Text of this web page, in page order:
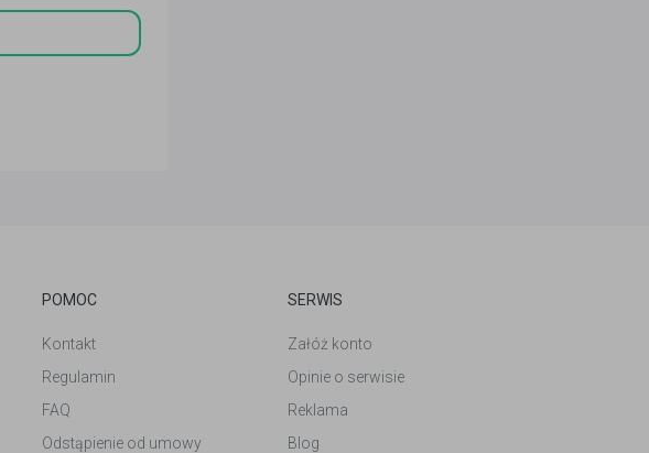
POMOC
Kontakt
Regulamin
FAQ
Odstąpienie od umowy
SERWIS
Załóż konto
Opinie o serwisie
Reklama
Blog